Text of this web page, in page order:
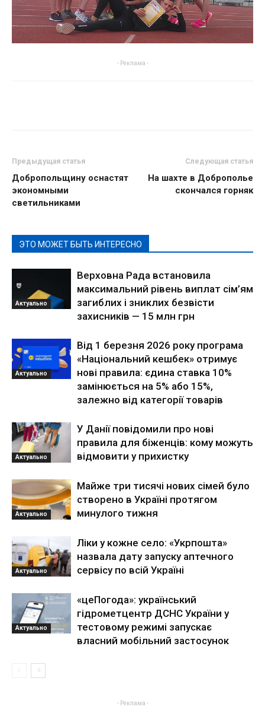
- Реклама -
Предыдущая статья
Добропольщину оснастят
экономными
светильниками
Следующая статья
На шахте в Доброполье
скончался горняк
ЭТО МОЖЕТ БЫТЬ ИНТЕРЕСНО
Актуально
Верховна Рада встановила
максимальний рівень виплат сім’ям
загиблих і зниклих безвісти
захисників — 15 млн грн
Актуально
Від 1 березня 2026 року програма
«Національний кешбек» отримує
нові правила: єдина ставка 10%
замінюється на 5% або 15%,
залежно від категорії товарів
Актуально
У Данії повідомили про нові
правила для біженців: кому можуть
відмовити у прихистку
Актуально
Майже три тисячі нових сімей було
створено в Україні протягом
минулого тижня
Актуально
Ліки у кожне село: «Укрпошта»
назвала дату запуску аптечного
сервісу по всій Україні
Актуально
«цеПогода»: український
гідрометцентр ДСНС України у
тестовому режимі запускає
власний мобільний застосунок
- Реклама -